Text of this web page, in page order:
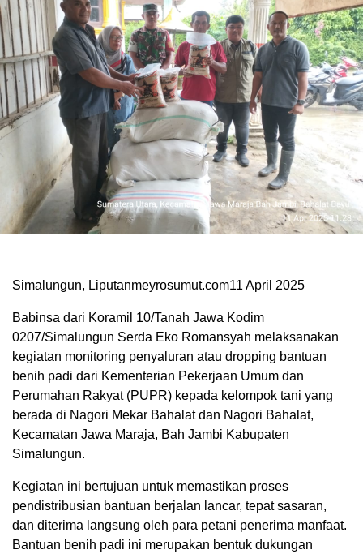
Simalungun, Liputanmeyrosumut.com11 April 2025
Babinsa dari Koramil 10/Tanah Jawa Kodim
0207/Simalungun Serda Eko Romansyah melaksanakan
kegiatan monitoring penyaluran atau dropping bantuan
benih padi dari Kementerian Pekerjaan Umum dan
Perumahan Rakyat (PUPR) kepada kelompok tani yang
berada di Nagori Mekar Bahalat dan Nagori Bahalat,
Kecamatan Jawa Maraja, Bah Jambi Kabupaten
Simalungun.
Kegiatan ini bertujuan untuk memastikan proses
pendistribusian bantuan berjalan lancar, tepat sasaran,
dan diterima langsung oleh para petani penerima manfaat.
Bantuan benih padi ini merupakan bentuk dukungan